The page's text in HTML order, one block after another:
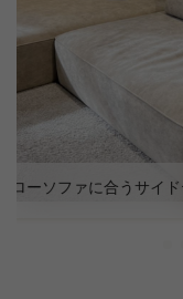
つみきソファって